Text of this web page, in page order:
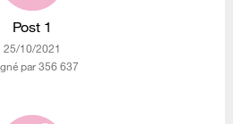
Post 1
‎25/10/2021
par 356 637